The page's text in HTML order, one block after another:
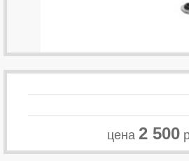
цена 2 500